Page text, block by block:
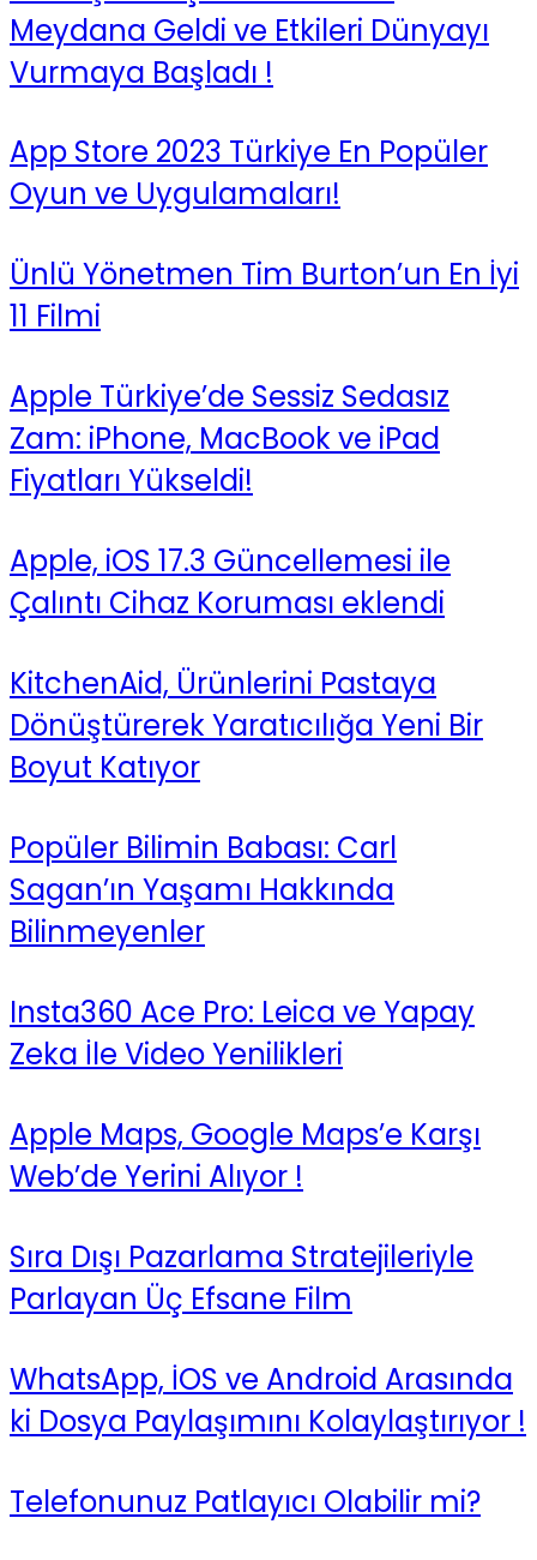
Meydana Geldi ve Etkileri Dünyayı
Vurmaya Başladı !
App Store 2023 Türkiye En Popüler
Oyun ve Uygulamaları!
Ünlü Yönetmen Tim Burton’un En İyi
11 Filmi
Apple Türkiye’de Sessiz Sedasız
Zam: iPhone, MacBook ve iPad
Fiyatları Yükseldi!
Apple, iOS 17.3 Güncellemesi ile
Çalıntı Cihaz Koruması eklendi
KitchenAid, Ürünlerini Pastaya
Dönüştürerek Yaratıcılığa Yeni Bir
Boyut Katıyor
Popüler Bilimin Babası: Carl
Sagan’ın Yaşamı Hakkında
Bilinmeyenler
Insta360 Ace Pro: Leica ve Yapay
Zeka İle Video Yenilikleri
Apple Maps, Google Maps’e Karşı
Web’de Yerini Alıyor !
Sıra Dışı Pazarlama Stratejileriyle
Parlayan Üç Efsane Film
WhatsApp, İOS ve Android Arasında
ki Dosya Paylaşımını Kolaylaştırıyor !
Telefonunuz Patlayıcı Olabilir mi?